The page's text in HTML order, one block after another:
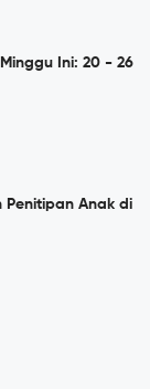
Ini: 20 - 26
Penitipan Anak di